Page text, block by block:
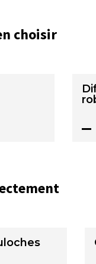
choisir